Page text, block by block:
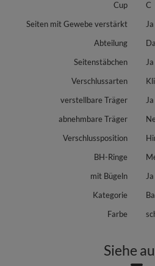
Cup
C
Seiten mit Gewebe verstärkt
Ja
Abteilung
Seitenstäbchen
Ja
Verschlussarten
verstellbare Träger
Ja
abnehmbare Träger
Verschlussposition
BH-Ringe
mit Bügeln
Ja
Kategorie
Farbe
Siehe